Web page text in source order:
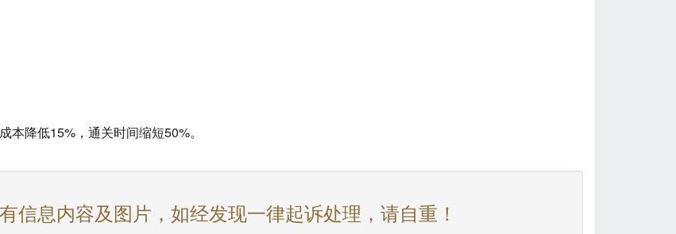
降低15%，通关时间缩短50%。
信息内容及图片，如经发现一律起诉处理，请自重！